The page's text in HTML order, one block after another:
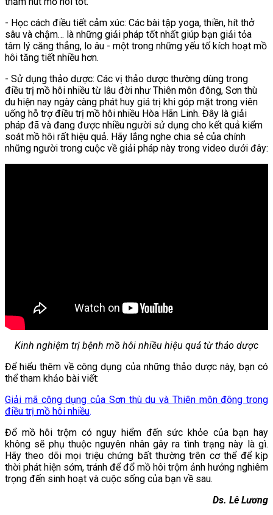
- Học cách điều tiết cảm xúc: Các bài tập yoga, thiền, hít thở
sâu và chậm… là những giải pháp tốt nhất giúp bạn giải tỏa
tâm lý căng thẳng, lo âu - một trong những yếu tố kích hoạt mồ
hôi tăng tiết nhiều hơn.
- Sử dụng thảo dược: Các vị thảo dược thường dùng trong
điều trị mồ hôi nhiều từ lâu đời như Thiên môn đông, Sơn thù
du hiện nay ngày càng phát huy giá trị khi góp mặt trong viên
uống hỗ trợ điều trị mồ hôi nhiều Hòa Hãn Linh. Đây là giải
pháp đã và đang được nhiều người sử dụng cho kết quả kiểm
soát mồ hôi rất hiệu quả. Hãy lắng nghe chia sẻ của chính
những người trong cuộc về giải pháp này trong video dưới đây:
Kinh nghiệm trị bệnh mồ hôi nhiều hiệu quả từ thảo dược
Để hiểu thêm về công dụng của những thảo dược này, bạn có
thể tham khảo bài viết:
Giải mã công dụng của Sơn thù du và Thiên môn đông trong
điều trị mồ hôi nhiều.
Đổ mồ hôi trộm có nguy hiểm đến sức khỏe của bạn hay
không sẽ phụ thuộc nguyên nhân gây ra tình trạng này là gì.
Hãy theo dõi mọi triệu chứng bất thường trên cơ thể để kịp
thời phát hiện sớm, tránh để đổ mồ hôi trộm ảnh hưởng nghiêm
trọng đến sinh hoạt và cuộc sống của bạn về sau.
Ds. Lê Lương